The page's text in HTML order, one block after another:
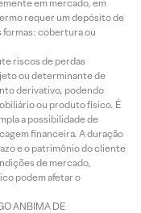
em mercado, em
requer um depósito de
formas: cobertura ou
riscos de perdas
ou determinante de
derivativo, podendo
ou produto físico. É
a possibilidade de
financeira. A duração
e o patrimônio do cliente
de mercado,
podem afetar o
ANBIMA DE